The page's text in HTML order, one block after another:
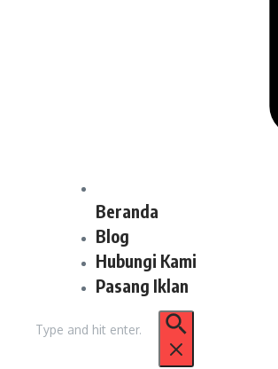
Beranda
Blog
Hubungi Kami
Pasang Iklan
untuk: